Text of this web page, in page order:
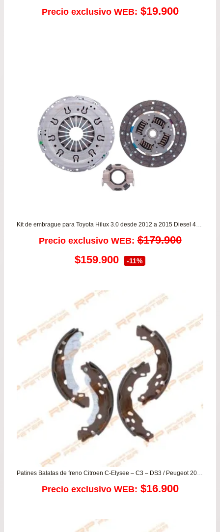
Precio exclusivo WEB: $19.900
Kit de embrague para Toyota Hilux 3.0 desde 2012 a 2015 Diesel 4×4 Motor 1KD
Precio exclusivo WEB: $179.900
El
original
$179.900.
$159.900El
es:
$159.900.
-11%
Patines Balatas de freno Citroen C-Elysee – C3 – DS3 / Peugeot 208 – 301
Precio exclusivo WEB: $16.900